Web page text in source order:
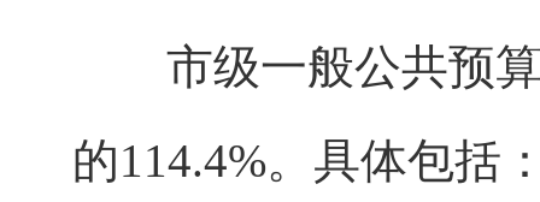
市级一般公共预算
的114.4%。具体包括